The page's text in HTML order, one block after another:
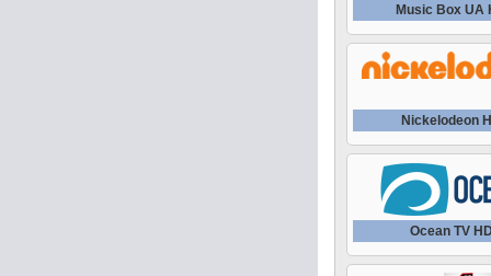
Music Box UA
Nickelodeon
Ocean TV